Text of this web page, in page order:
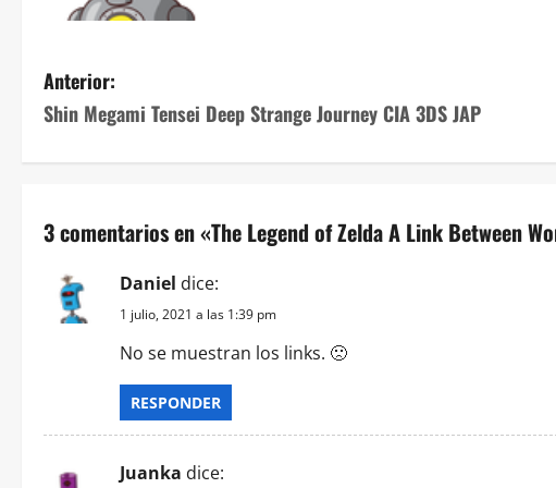
N
a
v
e
ó
Anterior:
Shin Megami Tensei Deep Strange Journey CIA 3DS JAP
3 comentarios en «The Legend of Zelda A Link Between
Daniel dice:
1 julio, 2021 a las 1:39 pm
No se muestran los links. 🙁
RESPONDER
Juanka dice: